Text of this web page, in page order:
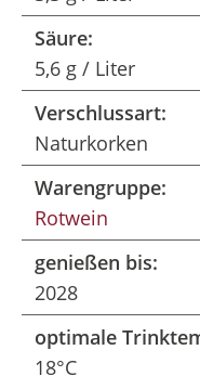
Säure:
5,6 g / Liter
Verschlussart:
Naturkorken
Warengruppe:
Rotwein
genießen bis:
2028
optimale
18°C